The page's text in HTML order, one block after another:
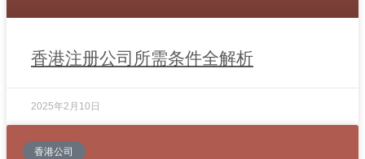
香港注册公司所需条件全解析
2025年2月10日
香港公司